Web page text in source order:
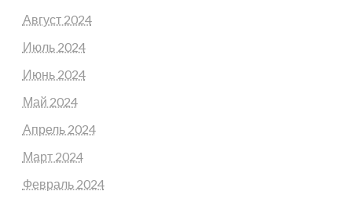
Август 2024
Июль 2024
Июнь 2024
Май 2024
Апрель 2024
Март 2024
Февраль 2024